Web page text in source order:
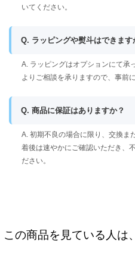
いてください。
Q. ラッピングや熨斗はできます
A. ラッピングはオプションにて承
よりご相談を承りますので、事前
Q. 商品に保証はありますか？
A. 初期不良の場合に限り、交換ま
着後は速やかにご確認いただき、
ださい。
この商品を見ている人は